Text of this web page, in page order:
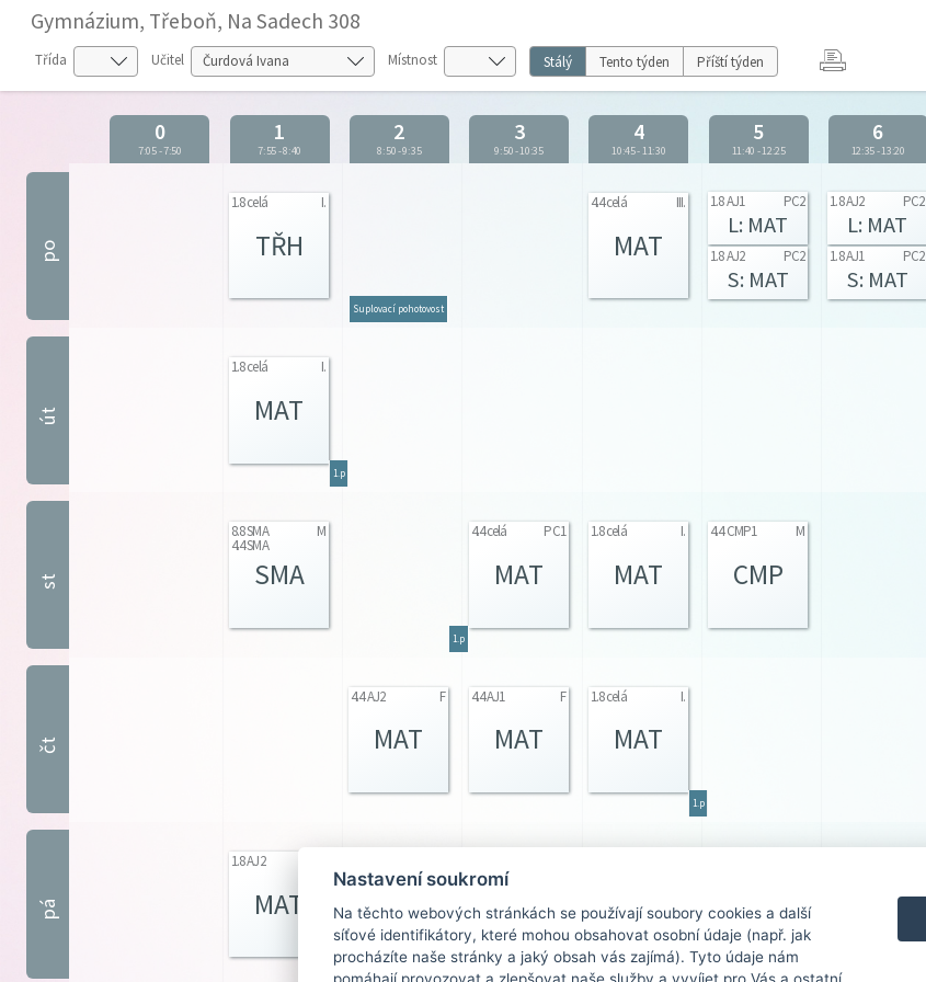
Gymnázium, Třeboň, Na Sadech 308
Třída Učitel Místnost Stálý Tento týden Příští týden
0
7:05-7:50
1
7:55-8:40
2
8:50-9:35
3
9:50-10:35
4
10:45-11:30
5
11:40 -12:25
6
12:35-13:20
po
1.8 celá I.
TŘH
4.4 celá III.
MAT
1.8 AJ1 PC2
L: MAT
1.8 AJ2 PC2
S: MAT
1.8 AJ2 PC2
L: MAT
1.8 AJ1 PC2
S: MAT
Suplovací pohotovost
út
1.8 celá I.
MAT
1.p
st
8.8 SMA
4.4 SMA
M
SMA
4.4 celá PC1
MAT
1.8 celá I.
MAT
4.4 CMP1 M
CMP
1.p
čt
4.4 AJ2 F
MAT
4.4 AJ1 F
MAT
1.8 celá I.
MAT
1.p
pá
1.8 AJ2
MAT MAT SVP SVP
Nastavení soukromí
Na těchto webových stránkách se používají soubory cookies a další
síťové identifikátory, které mohou obsahovat osobní údaje (např. jak
procházíte naše stránky a jaký obsah vás zajímá). Tyto údaje nám